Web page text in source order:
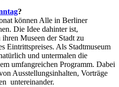
?
können Alle in Berliner
Die Idee dahinter ist,
Museen der Stadt zu
Eintrittspreises. Als Stadtmuseum
und untermalen die
umfangreichen Programm. Dabei
Ausstellungsinhalten, Vorträge
untereinander.